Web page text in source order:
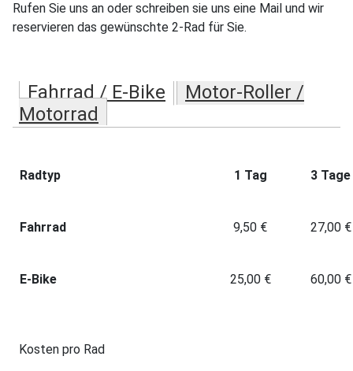
Rufen Sie uns an oder schreiben sie uns eine Mail und wir
reservieren das gewünschte 2-Rad für Sie.
Fahrrad / E-Bike
Motor-Roller /
Motorrad
Radtyp 1 Tag 3 Tage
Fahrrad 9,50 € 27,00 €
E-Bike 25,00 € 60,00 €
Kosten pro Rad